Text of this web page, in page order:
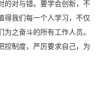
的对与错。要学会创新，不
我们每一个人学习，不仅
之奋斗的所有工作人员。
控制度，严厉要求自己，为